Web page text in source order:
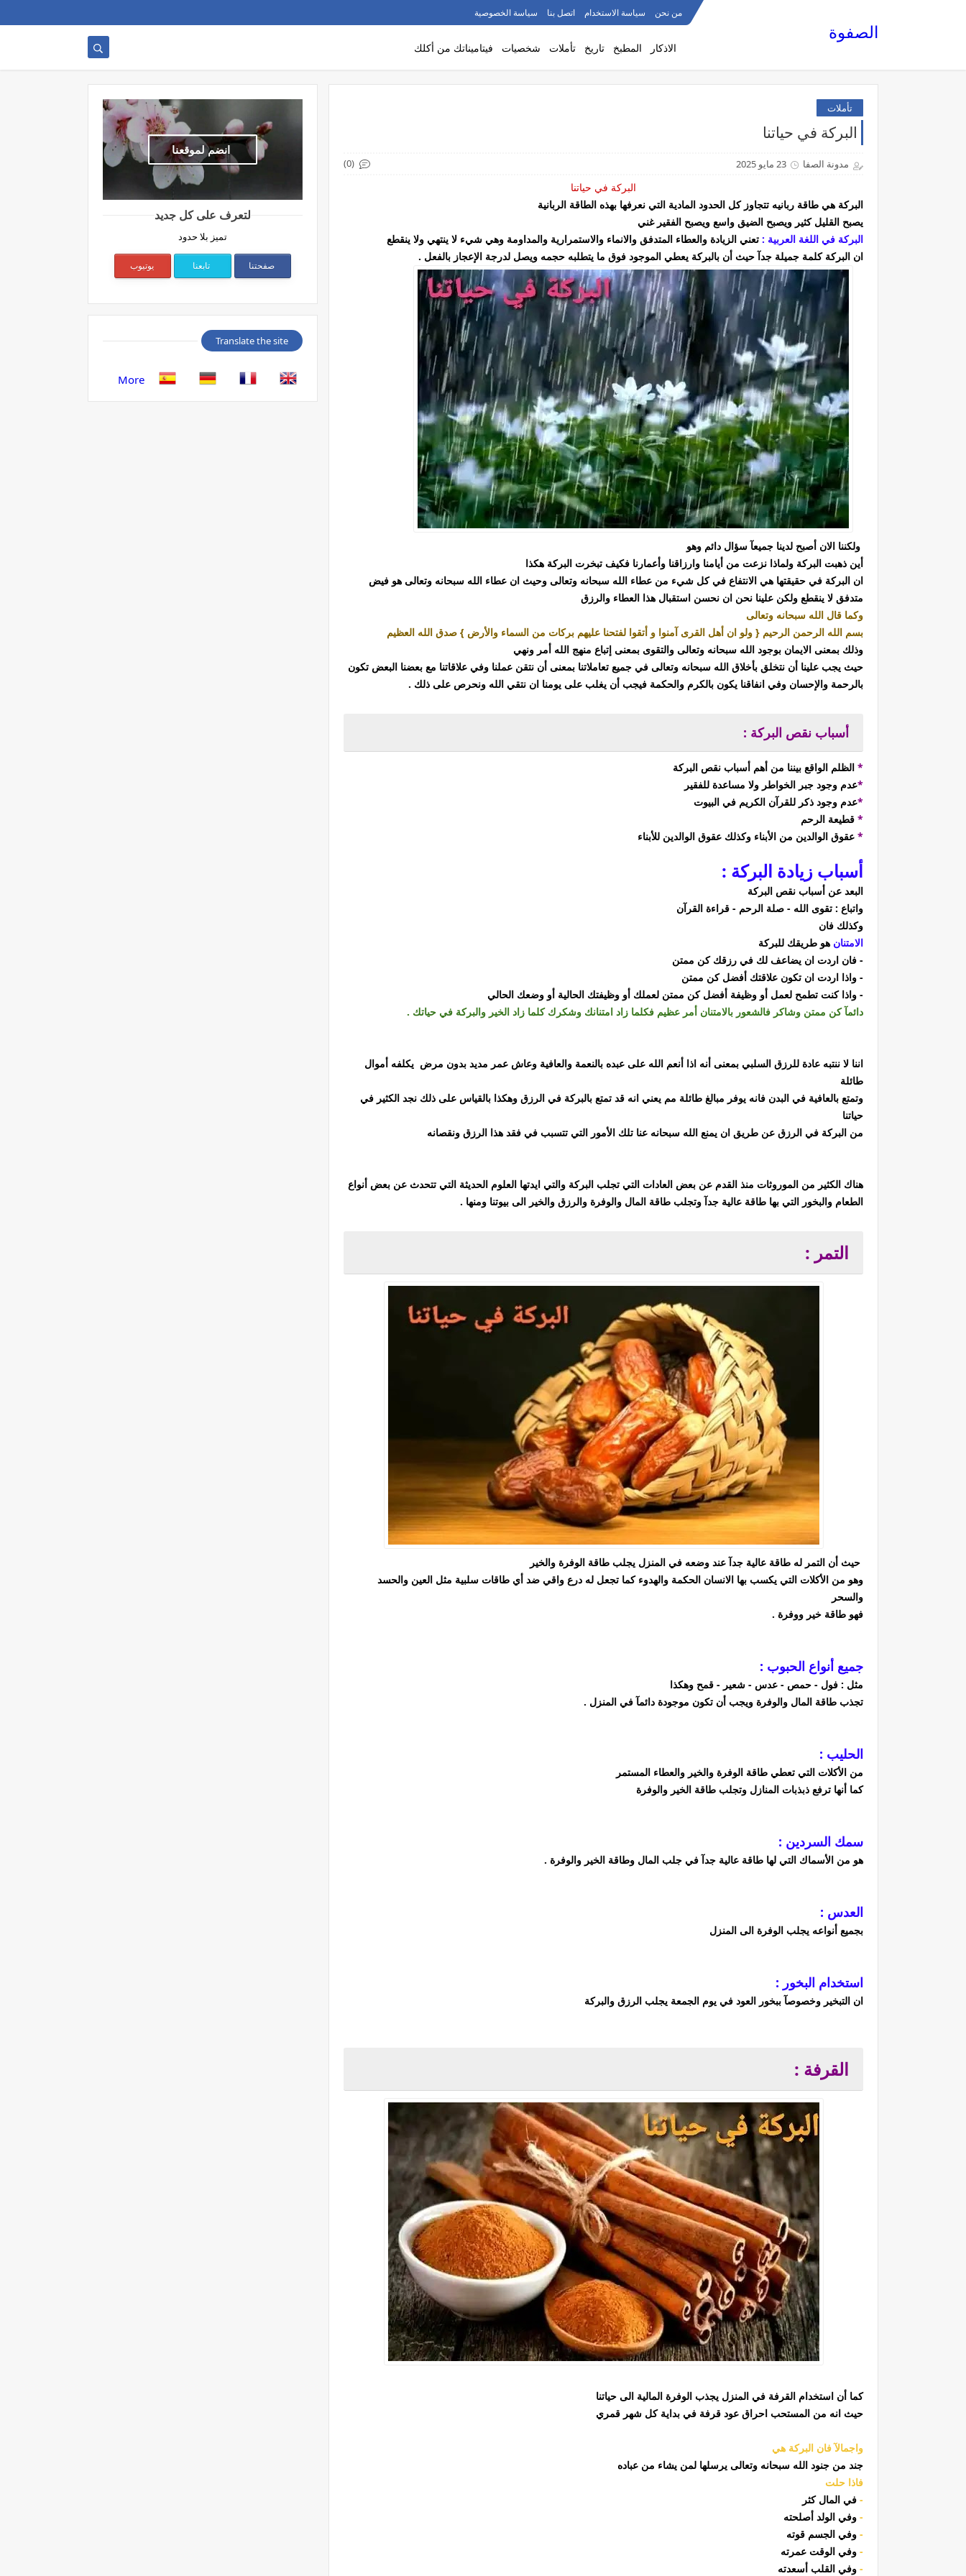
من نحن سياسة الاستخدام اتصل بنا سياسة الخصوصية
الصفوة
الاذكار المطبخ تاريخ تأملات شخصيات فيتاميناتك من أكلك
تأملات
البركة في حياتنا
مدونة الصفا 23 مايو 2025 (0)
البركة في حياتنا
البركة هي طاقة ربانيه تتجاوز كل الحدود المادية التي نعرفها بهذه الطاقة الربانية
يصبح القليل كثير ويصبح الضيق واسع ويصبح الفقير غني
البركة في اللغة العربية : تعني الزيادة والعطاء المتدفق والانماء والاستمرارية والمداومة وهي شيء لا ينتهي ولا ينقطع
ان البركة كلمة جميلة جدآ حيث أن بالبركة يعطي الموجود فوق ما يتطلبه حجمه ويصل لدرجة الإعجاز بالفعل .
ولكننا الان أصبح لدينا جميعآ سؤال دائم وهو
أين ذهبت البركة ولماذا نزعت من أيامنا وارزاقنا وأعمارنا فكيف تبخرت البركة هكذا
ان البركة في حقيقتها هي الانتفاع في كل شيء من عطاء الله سبحانه وتعالى وحيث ان عطاء الله سبحانه وتعالى هو فيض
متدفق لا ينقطع ولكن علينا نحن ان نحسن استقبال هذا العطاء والرزق
وكما قال الله سبحانه وتعالى
بسم الله الرحمن الرحيم { ولو ان أهل القرى آمنوا و أتقوا لفتحنا عليهم بركات من السماء والأرض } صدق الله العظيم
وذلك بمعنى الايمان بوجود الله سبحانه وتعالى والتقوى بمعنى إتباع منهج الله أمر ونهي
حيث يجب علينا أن نتخلق بأخلاق الله سبحانه وتعالى في جميع تعاملاتنا بمعنى أن نتقن عملنا وفي علاقاتنا مع بعضنا البعض تكون
بالرحمة والإحسان وفي انفاقنا يكون بالكرم والحكمة فيجب أن يغلب على يومنا ان نتقي الله ونحرص على ذلك .
أسباب نقص البركة :
* الظلم الواقع بيننا من أهم أسباب نقص البركة
*عدم وجود جبر الخواطر ولا مساعدة للفقير
*عدم وجود ذكر للقرآن الكريم في البيوت
* قطيعة الرحم
* عقوق الوالدين من الأبناء وكذلك عقوق الوالدين للأبناء
أسباب زيادة البركة :
البعد عن أسباب نقص البركة
واتباع : تقوى الله - صلة الرحم - قراءة القرآن
وكذلك فان
الامتنان هو طريقك للبركة
- فان اردت ان يضاعف لك في رزقك كن ممتن
- واذا اردت ان تكون علاقتك أفضل كن ممتن
- واذا كنت تطمح لعمل أو وظيفة أفضل كن ممتن لعملك أو وظيفتك الحالية أو وضعك الحالي
دائمآ كن ممتن وشاكر فالشعور بالامتنان أمر عظيم فكلما زاد امتنانك وشكرك كلما زاد الخير والبركة في حياتك .
اننا لا ننتبه عادة للرزق السلبي بمعنى أنه اذا أنعم الله على عبده بالنعمة والعافية وعاش عمر مديد بدون مرض يكلفه أموال
طائلة
وتمتع بالعافية في البدن فانه يوفر مبالغ طائلة مم يعني انه قد تمتع بالبركة في الرزق وهكذا بالقياس على ذلك نجد الكثير في
حياتنا
من البركة في الرزق عن طريق ان يمنع الله سبحانه عنا تلك الأمور التي تتسبب في فقد هذا الرزق ونقصانه
هناك الكثير من الموروثات منذ القدم عن بعض العادات التي تجلب البركة والتي ايدتها العلوم الحديثة التي تتحدث عن بعض أنواع
الطعام والبخور التي بها طاقة عالية جدآ وتجلب طاقة المال والوفرة والرزق والخير الى بيوتنا ومنها .
التمر :
حيث أن التمر له طاقة عالية جدآ عند وضعه في المنزل يجلب طاقة الوفرة والخير
وهو من الأكلات التي يكسب بها الانسان الحكمة والهدوء كما تجعل له درع واقي ضد أي طاقات سلبية مثل العين والحسد
والسحر
فهو طاقة خير ووفرة .
جميع أنواع الحبوب :
مثل : فول - حمص - عدس - شعير - قمح وهكذا
تجذب طاقة المال والوفرة ويجب أن تكون موجودة دائمآ في المنزل .
الحليب :
من الأكلات التي تعطي طاقة الوفرة والخير والعطاء المستمر
كما أنها ترفع ذبذبات المنازل وتجلب طاقة الخير والوفرة
سمك السردين :
هو من الأسماك التي لها طاقة عالية جدآ في جلب المال وطاقة الخير والوفرة .
العدس :
بجميع أنواعه يجلب الوفرة الى المنزل
استخدام البخور :
ان التبخير وخصوصآ ببخور العود في يوم الجمعة يجلب الرزق والبركة
القرفة :
كما أن استخدام القرفة في المنزل يجذب الوفرة المالية الى حياتنا
حيث انه من المستحب احراق عود قرفة في بداية كل شهر قمري
واجمالآ فان البركة هي
جند من جنود الله سبحانه وتعالى يرسلها لمن يشاء من عباده
فاذا حلت
- في المال كثر
- وفي الولد أصلحته
- وفي الجسم قوته
- وفي الوقت عمرته
- وفي القلب أسعدته
انضم لموقعنا
لتعرف على كل جديد
تميز بلا حدود
صفحتنا تابعنا يوتيوب
Translate the site
More